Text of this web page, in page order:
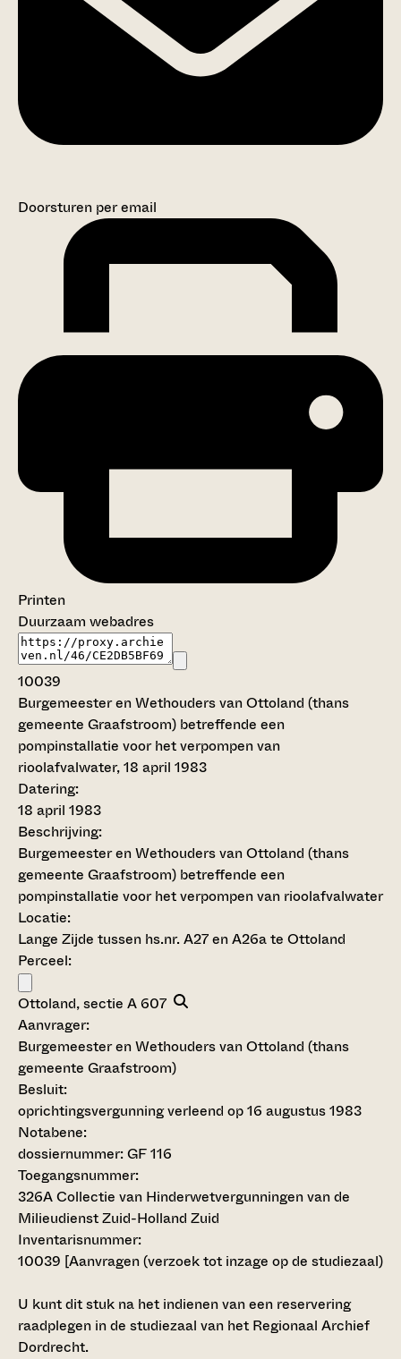
Doorsturen per email
Printen
Duurzaam webadres
10039
Burgemeester en Wethouders van Ottoland (thans
gemeente Graafstroom) betreffende een
pompinstallatie voor het verpompen van
rioolafvalwater, 18 april 1983
Datering:
18 april 1983
Beschrijving:
Burgemeester en Wethouders van Ottoland (thans
gemeente Graafstroom) betreffende een
pompinstallatie voor het verpompen van rioolafvalwater
Locatie:
Lange Zijde tussen hs.nr. A27 en A26a te Ottoland
Perceel:
Ottoland, sectie A 607
Aanvrager:
Burgemeester en Wethouders van Ottoland (thans
gemeente Graafstroom)
Besluit:
oprichtingsvergunning verleend op 16 augustus 1983
Notabene:
dossiernummer: GF 116
Toegangsnummer:
326A Collectie van Hinderwetvergunningen van de
Milieudienst Zuid-Holland Zuid
Inventarisnummer:
10039 [Aanvragen (verzoek tot inzage op de studiezaal)
U kunt dit stuk na het indienen van een reservering
raadplegen in de studiezaal van het Regionaal Archief
Dordrecht.